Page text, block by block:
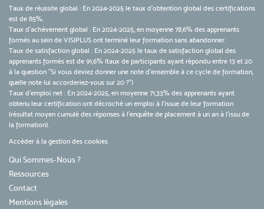
Taux de réussite global : En 2024-2025 le taux d'obtention global des certifications
est de 85%.
Taux d’achèvement global : En 2024-2025, en moyenne 78,6% des apprenants
formés au sein de VISIPLUS ont terminé leur formation sans abandonner.
Taux de satisfaction global : En 2024-2025 le taux de satisfaction global des
apprenants formés est de 91,6% (taux de participants ayant répondu entre 13 et 20
à la question "Si vous deviez donner une note d’ensemble à ce cycle de formation,
quelle note lui accorderiez-vous sur 20 ?")
Taux d’emploi net : En 2024-2025, en moyenne 71,33% des apprenants ayant
obtenu leur certification ont décroché un emploi à l'issue de leur formation
(résultat moyen cumulé des réponses à l'enquête de placement à un an à l'issu de
la formation).
Accéder à la gestion des cookies
Qui Sommes-Nous ?
Ressources
Contact
Mentions légales